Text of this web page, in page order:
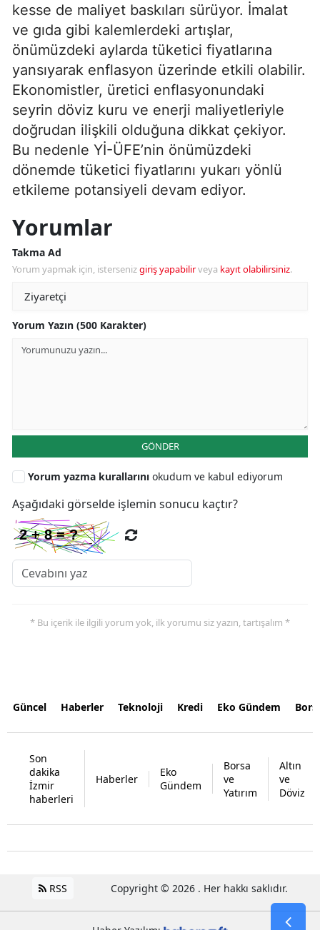
kesse de maliyet baskıları sürüyor. İmalat
ve gıda gibi kalemlerdeki artışlar,
önümüzdeki aylarda tüketici fiyatlarına
yansıyarak enflasyon üzerinde etkili olabilir.
Ekonomistler, üretici enflasyonundaki
seyrin döviz kuru ve enerji maliyetleriyle
doğrudan ilişkili olduğuna dikkat çekiyor.
Bu nedenle Yİ-ÜFE’nin önümüzdeki
dönemde tüketici fiyatlarını yukarı yönlü
etkileme potansiyeli devam ediyor.
Yorumlar
Takma Ad
Yorum yapmak için, istersenizgiriş yapabilirveya kayıt olabilirsiniz.
Yorum Yazın (500 Karakter)
GÖNDER
Yorum yazma kurallarını okudum ve kabul ediyorum
Aşağıdaki görselde işlemin sonucu kaçtır?
* Bu içerik ile ilgili yorum yok, ilk yorumu siz yazın, tartışalım *
Güncel Haberler Teknoloji Kredi Eko Gündem
Son
dakika
İzmir
haberleri
Haberler
Eko
Gündem
Borsa
ve
Yatırım
Altın
ve
Döviz
RSS Copyright © 2026 . Her hakkı saklıdır.